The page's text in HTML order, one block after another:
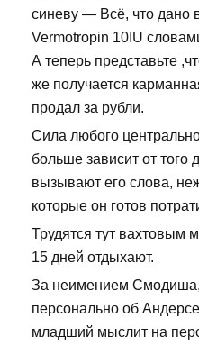
синеву — Всё, что дано
Vermotropin 10IU
А теперь представьте
же получается
продал за рубли.
Сила любого
больше зависит от того
вызывают его слова,
которые он готов
Трудятся тут вахтовым
15 дней отдыхают.
За неимением Смодиша,
персонально об
младший мыслит на